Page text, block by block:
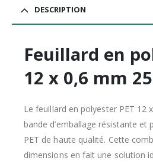
DESCRIPTION
Feuillard en
12 x 0,6 mm
Le feuillard en polyester PET 12
bande d’emballage résistante et
PET de haute qualité. Cette
dimensions en fait une solution